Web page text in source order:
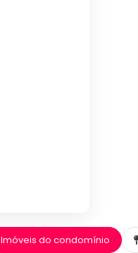
Imóveis do condomínio